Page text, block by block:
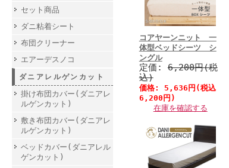
セット商品
ダニ粘着シート
布団クリーナー
エアーデスノコ
ダニアレルゲンカット
掛け布団カバー(ダニアレ
ルゲンカット)
敷き布団カバー(ダニアレ
ルゲンカット)
ベッドカバー(ダニアレル
ゲンカット)
コアヤーンニット 一
体型ベッドシーツ シ
ングル
定価:6,200円(税
込)
価格: 5,636円 (税込
6,200円)
在庫を確認する